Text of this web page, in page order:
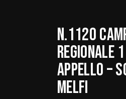
N.1120
Regionale
Appello –
Melfi